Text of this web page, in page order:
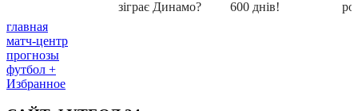
главная
матч-центр
прогнозы
футбол +
Избранное